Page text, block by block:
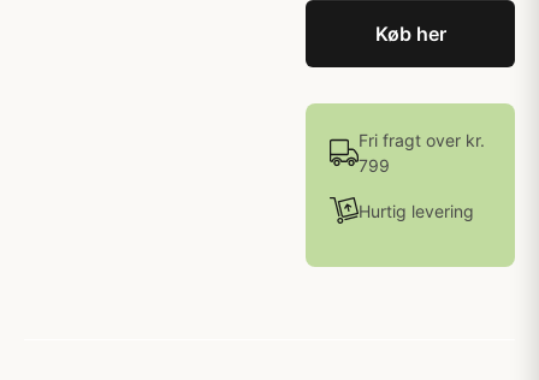
Køb her
Fri fragt over kr.
799
Hurtig levering